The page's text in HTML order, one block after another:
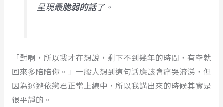
呈現最脆弱的話了。
「對啊，所以我才在想說，剩下不到幾年的時間，有空就
回來多陪陪你。」一般人想到這句話應該會痛哭流涕，但
因為逃避依戀君正常上線中，所以我講出來的時候其實是
很平靜的。